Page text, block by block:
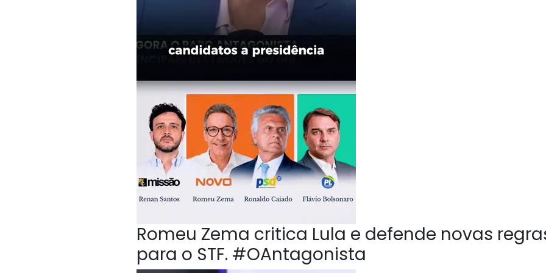
Romeu Zema critica Lula e defende novas
para o STF. #OAntagonista